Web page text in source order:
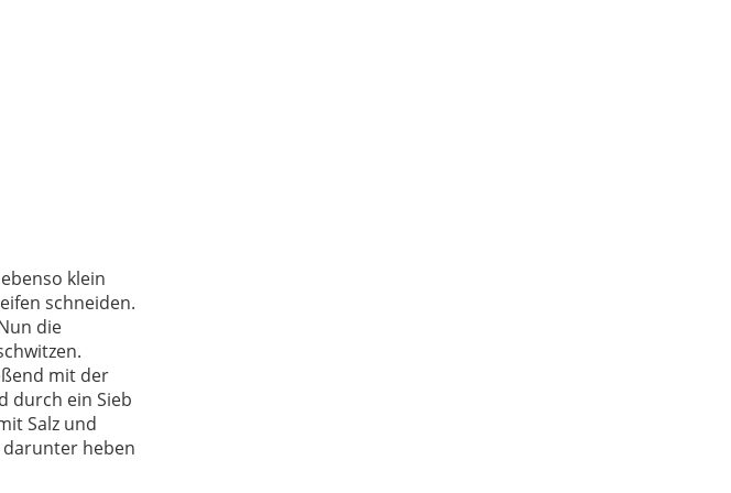
klein
schneiden.
die
mit der
durch ein Sieb
Salz und
darunter heben